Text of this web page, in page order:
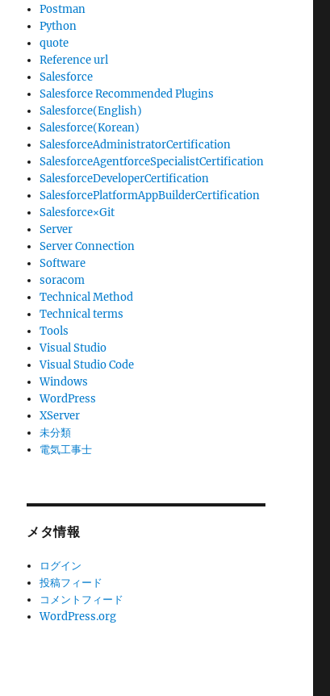
Postman
Python
quote
Reference url
Salesforce
Salesforce Recommended Plugins
Salesforce(English)
Salesforce(Korean)
SalesforceAdministratorCertification
SalesforceAgentforceSpecialistCertification
SalesforceDeveloperCertification
SalesforcePlatformAppBuilderCertification
Salesforce×Git
Server
Server Connection
Software
soracom
Technical Method
Technical terms
Tools
Visual Studio
Visual Studio Code
Windows
WordPress
XServer
未分類
電気工事士
メタ情報
ログイン
投稿フィード
コメントフィード
WordPress.org